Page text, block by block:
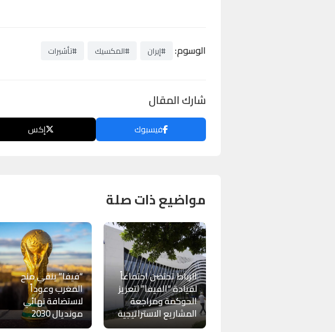
الوسوم: #إيران #المكسيك #تأشيرات
شارك المقال
فيسبوك إكس
مواضيع ذات صلة
الرباط تحتضن اجتماعاً
لقيادة “الفيفا” لتعزيز
الحوكمة ومراجعة
المشاريع الاستراتيجية
“فيفا” ينفي منح
المغرب وعوداً
لاستضافة نهائي
مونديال 2030